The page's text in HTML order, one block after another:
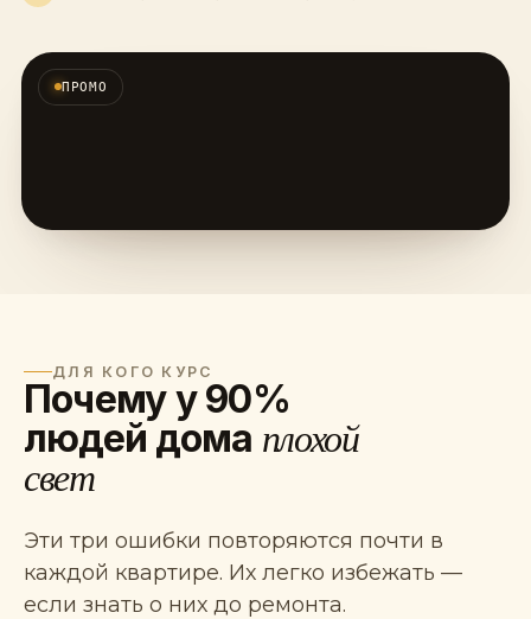
ПРОМО
ДЛЯ КОГО КУРС
Почему у 90%
людей дома плохой
свет
Эти три ошибки повторяются почти в
каждой квартире. Их легко избежать —
если знать о них до ремонта.